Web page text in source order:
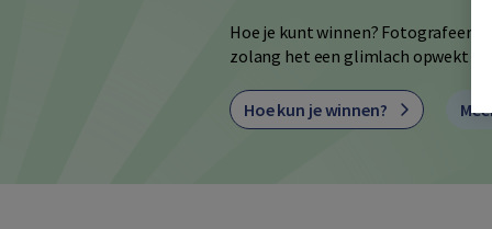
Hoe je kunt winnen? Fotografeer
zolang het een glimlach opwekt
Hoe kun je winnen?